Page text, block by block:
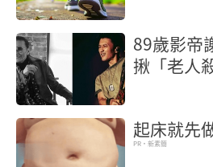
89歲影帝
揪「老人
起床就先
PR・新素簡